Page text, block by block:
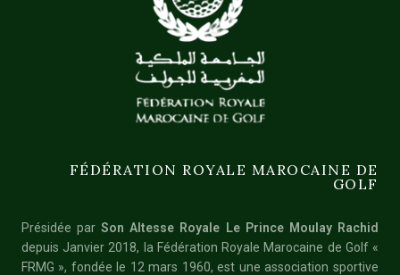
FÉDÉRATION ROYALE MAROCAINE DE
GOLF
Présidée parSon Altesse Royale Le Prince Moulay Rachid
depuis Janvier 2018, la Fédération Royale Marocaine de Golf «
FRMG », fondée le 12 mars 1960, est une association sportive